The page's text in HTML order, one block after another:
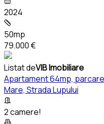
2024
50mp
79.000 €
Listat deVIB Imobiliare
Apartament 64mp,
Mare, Strada Lupului
2 camere!